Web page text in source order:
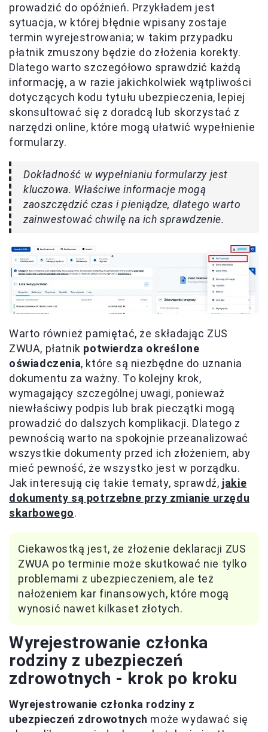
prowadzić do opóźnień. Przykładem jest
sytuacja, w której błędnie wpisany zostaje
termin wyrejestrowania; w takim przypadku
płatnik zmuszony będzie do złożenia korekty.
Dlatego warto szczegółowo sprawdzić każdą
informację, a w razie jakichkolwiek wątpliwości
dotyczących kodu tytułu ubezpieczenia, lepiej
skonsultować się z doradcą lub skorzystać z
narzędzi online, które mogą ułatwić wypełnienie
formularzy.
Dokładność w wypełnianiu formularzy jest
kluczowa. Właściwe informacje mogą
zaoszczędzić czas i pieniądze, dlatego warto
zainwestować chwilę na ich sprawdzenie.
Warto również pamiętać, że składając ZUS
ZWUA, płatnik potwierdza określone
oświadczenia, które są niezbędne do uznania
dokumentu za ważny. To kolejny krok,
wymagający szczególnej uwagi, ponieważ
niewłaściwy podpis lub brak pieczątki mogą
prowadzić do dalszych komplikacji. Dlatego z
pewnością warto na spokojnie przeanalizować
wszystkie dokumenty przed ich złożeniem, aby
mieć pewność, że wszystko jest w porządku.
Jak interesują cię takie tematy, sprawdź, jakie
dokumenty są potrzebne przy zmianie urzędu
skarbowego.
Ciekawostką jest, że złożenie deklaracji ZUS
ZWUA po terminie może skutkować nie tylko
problemami z ubezpieczeniem, ale też
nałożeniem kar finansowych, które mogą
wynosić nawet kilkaset złotych.
Wyrejestrowanie członka
rodziny z ubezpieczeń
zdrowotnych - krok po kroku
Wyrejestrowanie członka rodziny z
ubezpieczeń zdrowotnych może wydawać się